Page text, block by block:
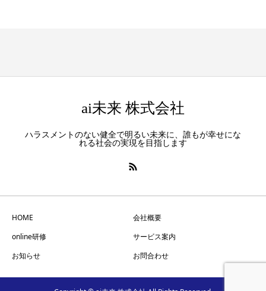
ai未来 株式会社
ハラスメントのない健全で明るい未来に、誰もが幸せにな
れる社会の実現を目指します
HOME
会社概要
online研修
サービス案内
お知らせ
お問合わせ